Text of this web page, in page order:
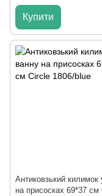
Купити
Антиковзький килимок
на присосках 69*37 см